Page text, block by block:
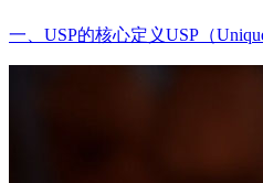
一、USP的核心定义USP（